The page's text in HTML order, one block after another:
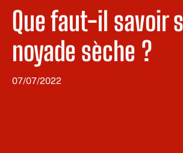
Que faut-il savoir
noyade sèche ?
07/07/2022